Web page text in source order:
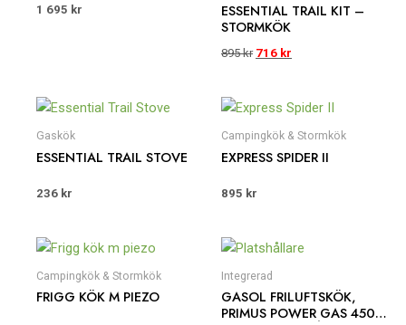
1 695 kr
ESSENTIAL TRAIL KIT –
STORMKÖK
895kr 716 kr
Gaskök
ESSENTIAL TRAIL STOVE
236 kr
Campingkök & Stormkök
EXPRESS SPIDER II
895 kr
Campingkök & Stormkök
FRIGG KÖK M PIEZO
Integrerad
GASOL FRILUFTSKÖK,
PRIMUS POWER GAS 450